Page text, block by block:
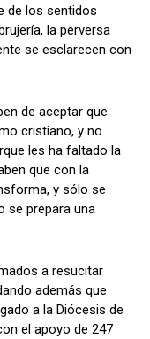
de los sentidos
la perversa
se esclarecen con
de aceptar que
cristiano, y no
les ha faltado la
que con la
y sólo se
se prepara una
a resucitar
además que
a la Diócesis de
el apoyo de 247